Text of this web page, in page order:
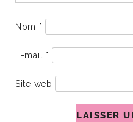
Nom *
E-mail *
Site web